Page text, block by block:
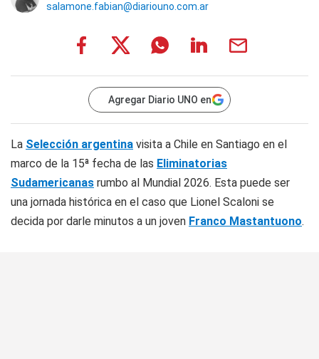
salamone.fabian@diariouno.com.ar
Agregar Diario UNO en
La Selección argentina visita a Chile en Santiago en el
marco de la 15ª fecha de las Eliminatorias
Sudamericanas rumbo al Mundial 2026. Esta puede ser
una jornada histórica en el caso que Lionel Scaloni se
decida por darle minutos a un joven Franco Mastantuono.